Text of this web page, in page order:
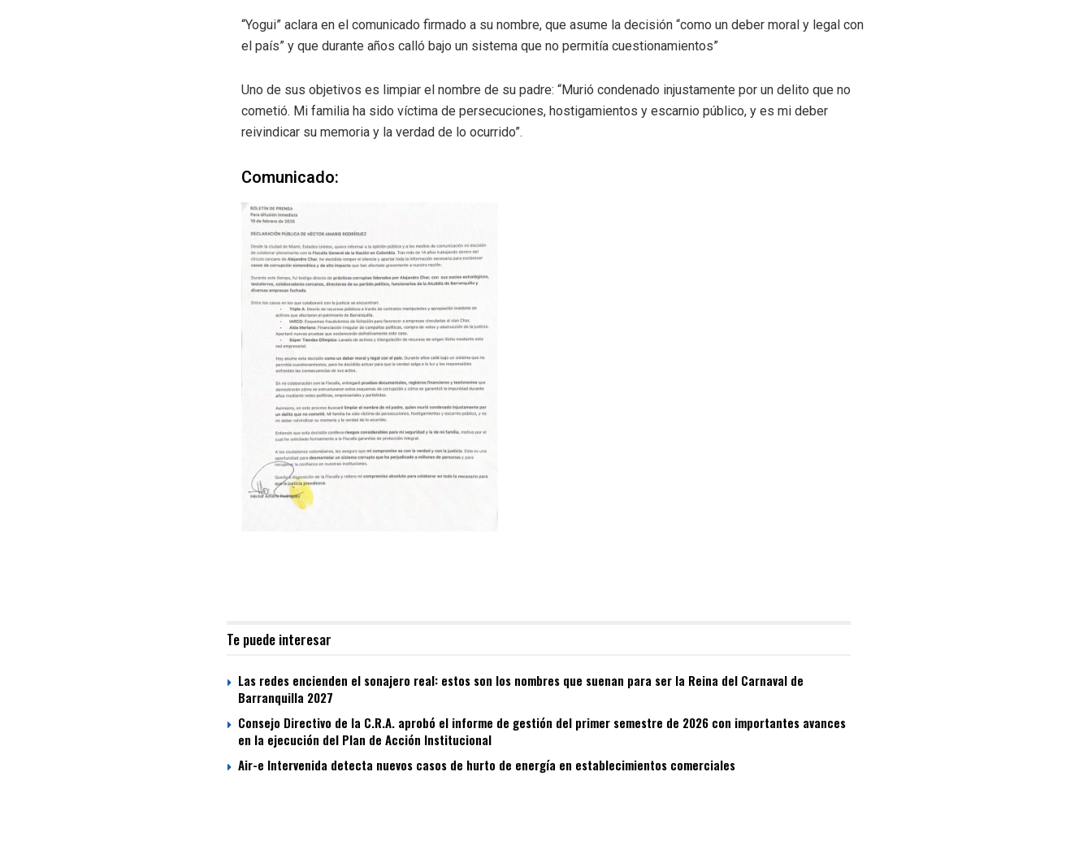
“Yogui” aclara en el comunicado firmado a su nombre, que asume la decisión “como un deber moral y legal con
el país” y que durante años calló bajo un sistema que no permitía cuestionamientos”
Uno de sus objetivos es limpiar el nombre de su padre: “Murió condenado injustamente por un delito que no
cometió. Mi familia ha sido víctima de persecuciones, hostigamientos y escarnio público, y es mi deber
reivindicar su memoria y la verdad de lo ocurrido”.
Comunicado:
Te puede interesar
Las redes encienden el sonajero real: estos son los nombres que suenan para ser la Reina del Carnaval de
Barranquilla 2027
Consejo Directivo de la C.R.A. aprobó el informe de gestión del primer semestre de 2026 con importantes avances
en la ejecución del Plan de Acción Institucional
Air-e Intervenida detecta nuevos casos de hurto de energía en establecimientos comerciales